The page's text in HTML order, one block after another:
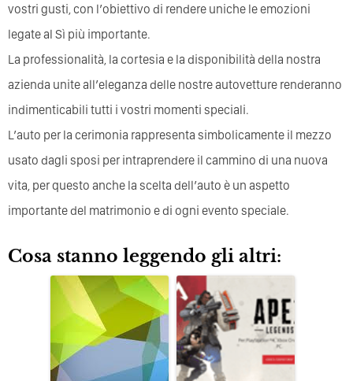
vostri gusti, con l’obiettivo di rendere uniche le emozioni
legate al Sì più importante.
La professionalità, la cortesia e la disponibilità della nostra
azienda unite all’eleganza delle nostre autovetture renderanno
indimenticabili tutti i vostri momenti speciali.
L’auto per la cerimonia rappresenta simbolicamente il mezzo
usato dagli sposi per intraprendere il cammino di una nuova
vita, per questo anche la scelta dell’auto è un aspetto
importante del matrimonio e di ogni evento speciale.
Cosa stanno leggendo gli altri: